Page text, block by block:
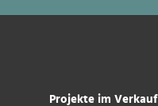
Projekte im Verkauf